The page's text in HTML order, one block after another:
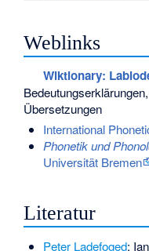
Weblinks
Wiktionary:
Übersetzungen
International
Phonetik und
Universität Bremen
Literatur
Peter Ladefoged;